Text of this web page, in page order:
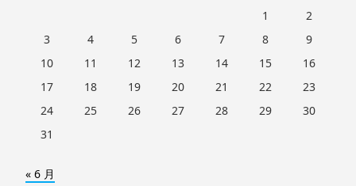
1
2
3
4 5 6 7 8
9
10
11 12 13 14 15
16
17
18 19 20 21 22
23
24
25 26 27 28 29
30
31
« 6 月